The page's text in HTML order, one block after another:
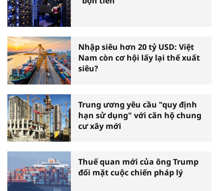
Nhập siêu hơn 20 tỷ USD: Việt
Nam còn cơ hội lấy lại thế xuất
siêu?
Trung ương yêu cầu "quy định
hạn sử dụng" với căn hộ chung
cư xây mới
Thuế quan mới của ông Trump
đối mặt cuộc chiến pháp lý